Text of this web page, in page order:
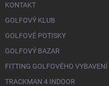
KONTAKT
GOLFOVÝ KLUB
GOLFOVÉ POTISKY
GOLFOVÝ BAZAR
FITTING GOLFOVÉHO VYBAVENÍ
TRACKMAN 4 INDOOR